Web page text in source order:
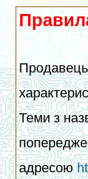
Продавець
Теми з
адресою